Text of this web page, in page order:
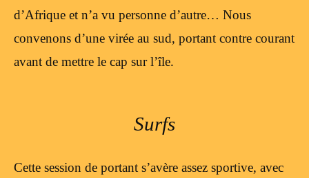
d’Afrique et n’a vu personne d’autre… Nous
convenons d’une virée au sud, portant contre courant
avant de mettre le cap sur l’île.
Surfs
Cette session de portant s’avère assez sportive, avec